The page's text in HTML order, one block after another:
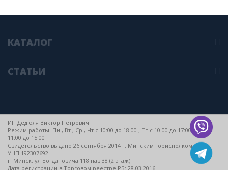
КАТАЛОГ
СТАТЬИ
ИП Дедюля Виктор Петрович
Режим работы: Пн , Вт , Ср , Чт c 10:00 до 18:00 ; Пт c 10:00 до 17:00 ; Сб c
11:00 до 15:00
Свидетельство выдано 26 сентября 2014 г. Минским горисполкомом
УНП 192307692
г. Минск, ул Богдановича 118 пав 38 (2 этаж)
Дата регистрации в Торговом реестре РБ: 28.03.2016